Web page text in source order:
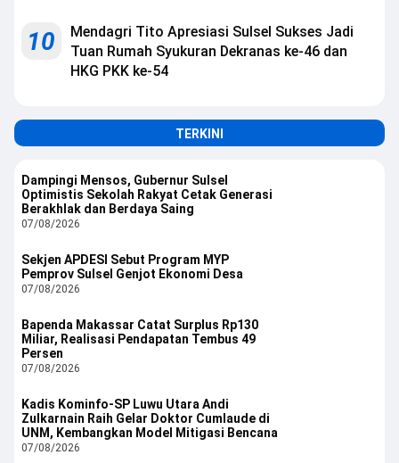
10
Mendagri Tito Apresiasi Sulsel Sukses Jadi
Tuan Rumah Syukuran Dekranas ke-46 dan
HKG PKK ke-54
TERKINI
Dampingi Mensos, Gubernur Sulsel
Optimistis Sekolah Rakyat Cetak Generasi
Berakhlak dan Berdaya Saing
07/08/2026
Sekjen APDESI Sebut Program MYP
Pemprov Sulsel Genjot Ekonomi Desa
07/08/2026
Bapenda Makassar Catat Surplus Rp130
Miliar, Realisasi Pendapatan Tembus 49
Persen
07/08/2026
Kadis Kominfo-SP Luwu Utara Andi
Zulkarnain Raih Gelar Doktor Cumlaude di
UNM, Kembangkan Model Mitigasi Bencana
07/08/2026